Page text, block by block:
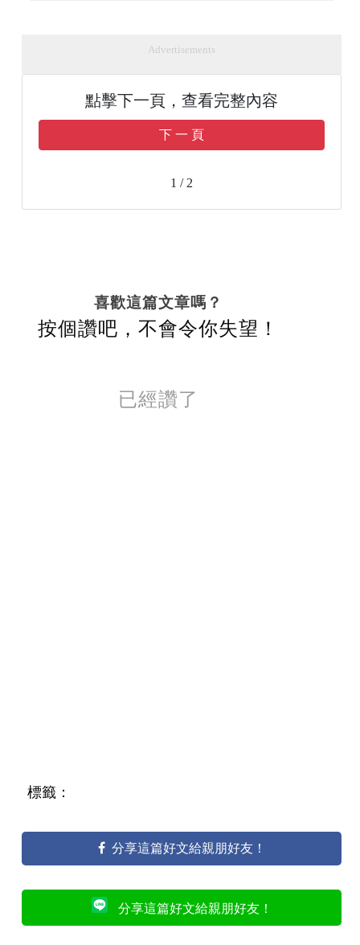
Advertisements
點擊下一頁，查看完整內容
下 一 頁
1 / 2
喜歡這篇文章嗎？
按個讚吧，不會令你失望！
已經讚了
標籤：
分享這篇好文給親朋好友！
分享這篇好文給親朋好友！